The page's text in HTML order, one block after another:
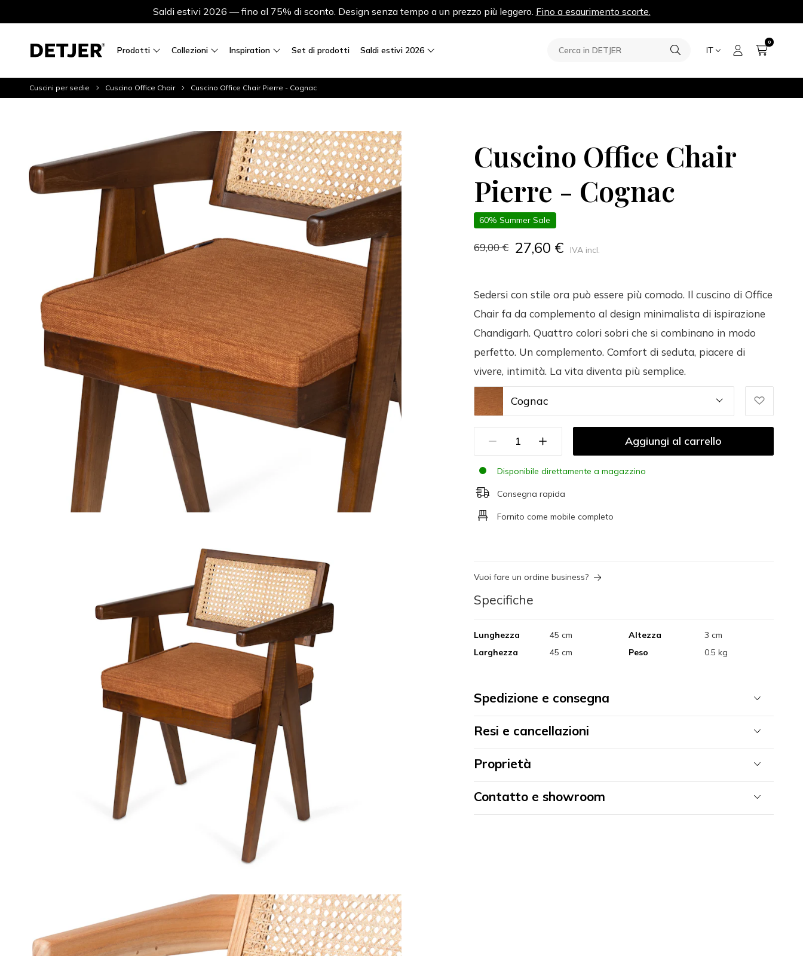
Saldi estivi 2026 — fino al 75% di sconto. Design senza tempo a un prezzo più leggero. Fino a esaurimento scorte.
Prodotti Collezioni Inspiration Set di prodotti Saldi estivi 2026 IT
0
Cuscini per sedie Cuscino Office Chair Cuscino Office Chair Pierre - Cognac
Cuscino Office Chair
Pierre - Cognac
60% Summer Sale
69,00 € 27,60 € IVA incl.
Sedersi con stile ora può essere più comodo. Il cuscino di Office
Chair fa da complemento al design minimalista di ispirazione
Chandigarh. Quattro colori sobri che si combinano in modo
perfetto. Un complemento. Comfort di seduta, piacere di
vivere, intimità. La vita diventa più semplice.
Cognac
Aggiungi al carrello
Disponibile direttamente a magazzino
Consegna rapida
Fornito come mobile completo
Vuoi fare un ordine business?
Specifiche
Lunghezza
45 cm
Larghezza
45 cm
Altezza
3 cm
Peso
0.5 kg
Spedizione e consegna
Resi e cancellazioni
Proprietà
Contatto e showroom